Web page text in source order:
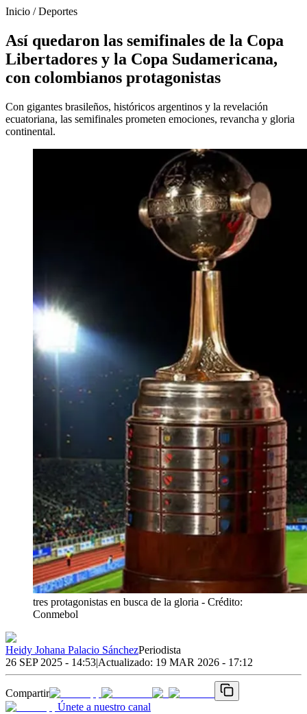
Inicio /Deportes
Así quedaron las semifinales de la Copa
Libertadores y la Copa Sudamericana,
con colombianos protagonistas
Con gigantes brasileños, históricos argentinos y la revelación
ecuatoriana, las semifinales prometen emociones, revancha y gloria
continental.
tres protagonistas en busca de la gloria - Crédito:
Conmebol
Heidy Johana Palacio SánchezPeriodista
26 SEP 2025 - 14:53|Actualizado: 19 MAR 2026 - 17:12
Compartir
Únete a nuestro canal